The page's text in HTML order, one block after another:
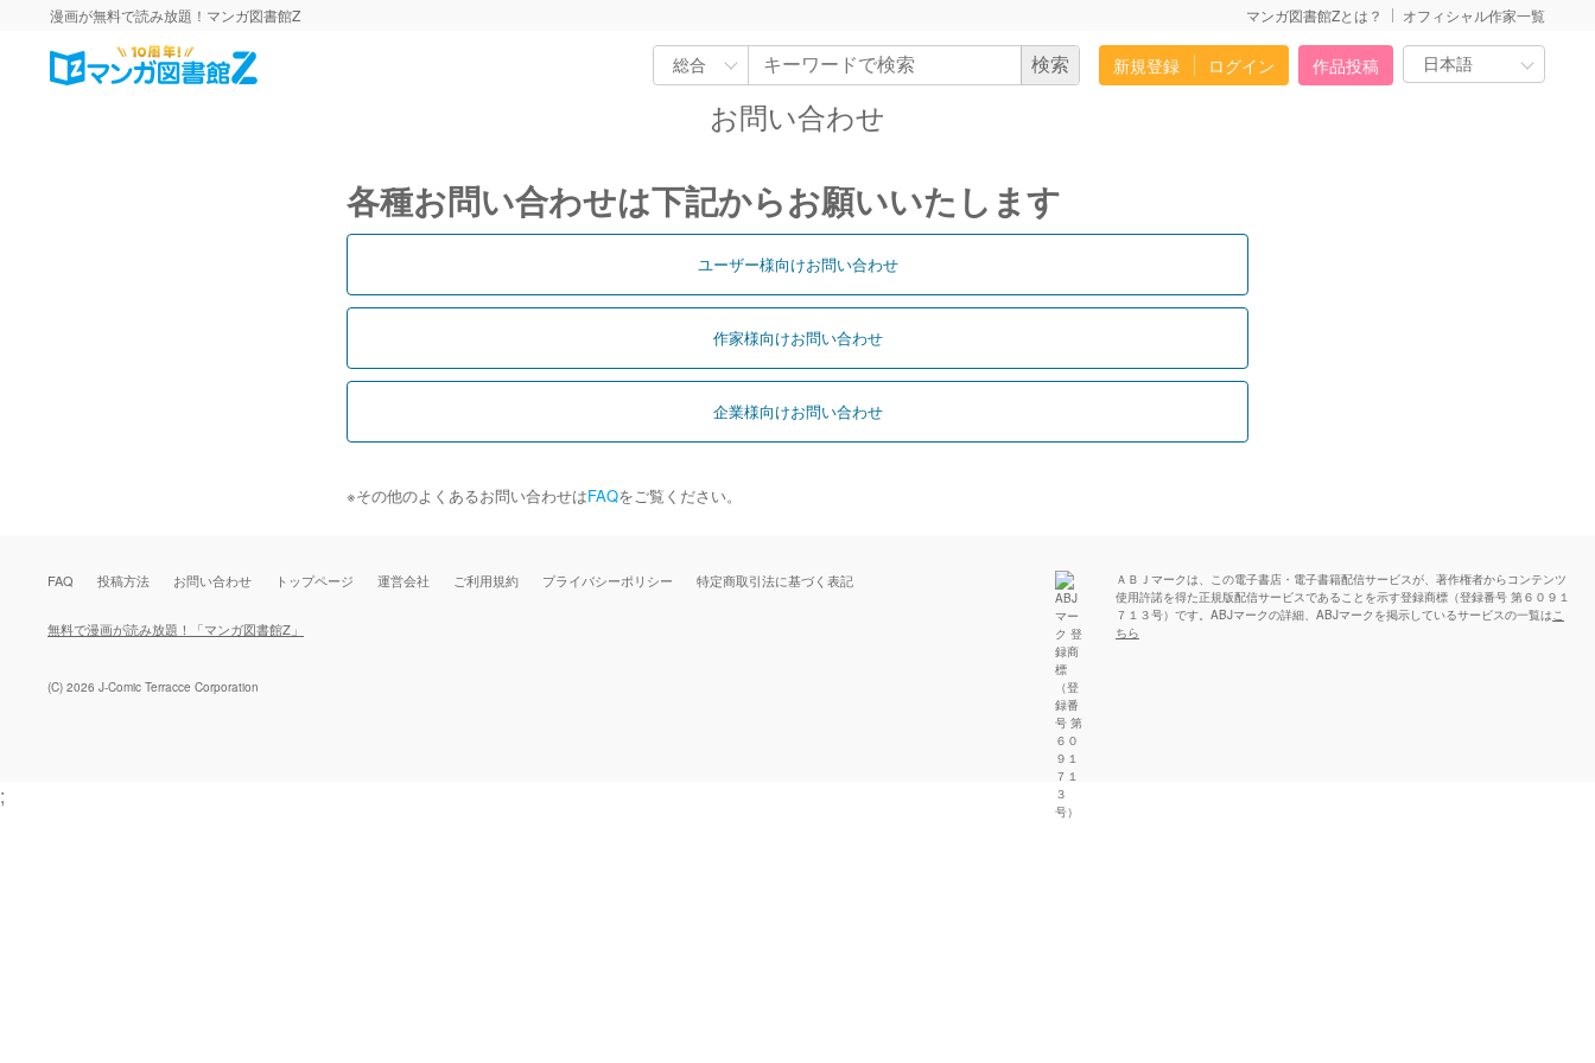
漫画が無料で読み放題！マンガ図書館Z マンガ図書館Zとは？ オフィシャル作家一覧
新規登録 ログイン 作品投稿
お問い合わせ
各種お問い合わせは下記からお願いいたします
ユーザー様向けお問い合わせ
作家様向けお問い合わせ
企業様向けお問い合わせ
※その他のよくあるお問い合わせはFAQをご覧ください。
ＡＢＪマークは、この電子書店・電子書籍配信サービスが、著作権者からコンテンツ
使用許諾を得た正規版配信サービスであることを示す登録商標（登録番号 第６０９１
７１３号）です。ABJマークの詳細、ABJマークを掲示しているサービスの一覧はこ
ちら
FAQ 投稿方法 お問い合わせ トップページ 運営会社 ご利用規約 プライバシーポリシー 特定商取引法に基づく表記
無料で漫画が読み放題！「マンガ図書館Z」
(C) 2026 J-Comic Terracce Corporation
;